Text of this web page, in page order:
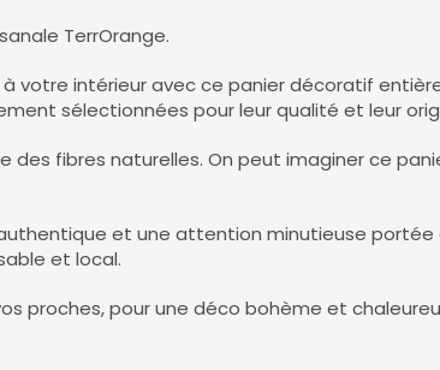
TerrOrange.
votre intérieur avec ce panier décoratif
sélectionnées pour leur qualité et leur
fibres naturelles. On peut imaginer ce
et une attention minutieuse portée
et local.
proches, pour une déco bohème et